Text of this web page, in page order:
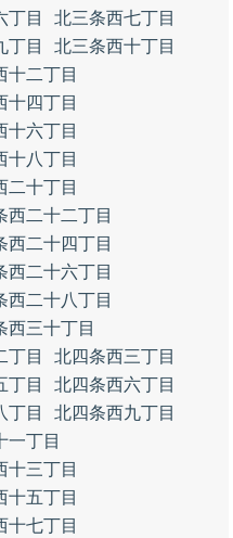
丁目
北三条西七丁目
丁目
北三条西十丁目
十二丁目
十四丁目
十六丁目
十八丁目
二十丁目
西二十二丁目
西二十四丁目
西二十六丁目
西二十八丁目
西三十丁目
丁目
北四条西三丁目
丁目
北四条西六丁目
丁目
北四条西九丁目
一丁目
十三丁目
十五丁目
十七丁目